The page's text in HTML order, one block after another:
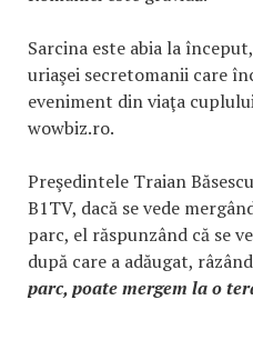
Sarcina este abia la
uriaşei secretomanii care
eveniment din viaţa
wowbiz.ro.
Preşedintele Traian
B1TV, dacă se vede
parc, el răspunzând că se
după care a adăugat,
parc, poate mergem la o